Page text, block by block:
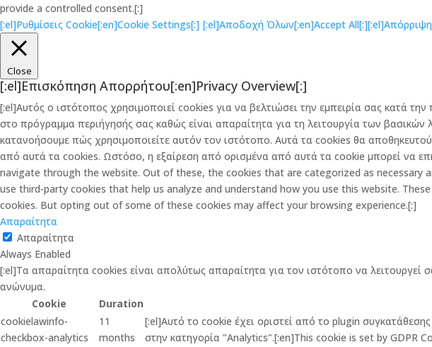
provide a controlled consent.[:]
[:el]Ρυθμίσεις Cookie[:en]Cookie Settings[:] [:el]Αποδοχή Όλων[:en]Accept All[:]
Close
[:el]Επισκόπηση Απορρήτου[:en]Privacy Overview[:]
[:el]Αυτός ο ιστότοπος χρησιμοποιεί cookies για να βελτιώσει την εμπειρία σας κατά
στο πρόγραμμα περιήγησής σας καθώς είναι απαραίτητα για τη λειτουργία των
κατανοήσουμε πώς χρησιμοποιείτε αυτόν τον ιστότοπο. Αυτά τα cookies θα
από αυτά τα cookies. Ωστόσο, η εξαίρεση από ορισμένα από αυτά τα cookie μπορεί να
navigate through the website. Out of these, the cookies that are categorized as
use third-party cookies that help us analyze and understand how you use this website.
cookies. But opting out of some of these cookies may affect your browsing experience.[:]
Απαραίτητα
Απαραίτητα
Always Enabled
[:el]Τα απαραίτητα cookies είναι απολύτως απαραίτητα για τον ιστότοπο να λειτουργεί
ανώνυμα.
Cookie
Duration
cookielawinfo-
checkbox-analytics
11
months
[:el]Αυτό το cookie έχει οριστεί από το plugin
στην κατηγορία "Analytics".[:en]This cookie is set by